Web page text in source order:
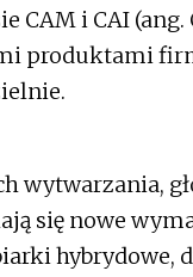
CAM i CAI
produktami
wytwarzania,
się nowe
hybrydowe,